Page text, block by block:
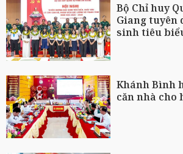
Bộ Chỉ huy
Giang tuyên
sinh tiêu
Khánh Bình
căn nhà cho